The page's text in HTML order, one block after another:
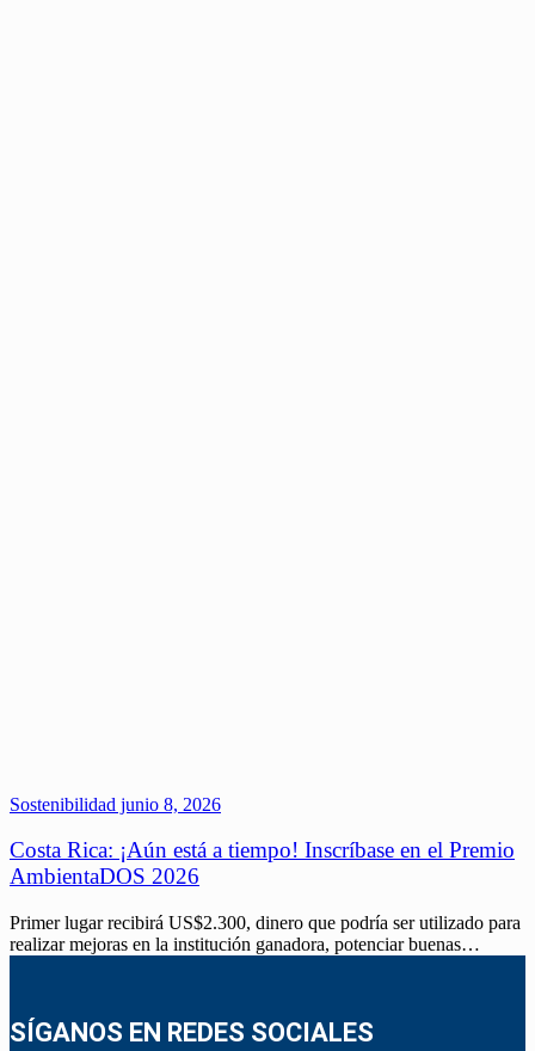
Sostenibilidad junio 8, 2026
Costa Rica: ¡Aún está a tiempo! Inscríbase en el Premio
AmbientaDOS 2026
Primer lugar recibirá US$2.300, dinero que podría ser utilizado para
realizar mejoras en la institución ganadora, potenciar buenas…
SÍGANOS EN REDES SOCIALES